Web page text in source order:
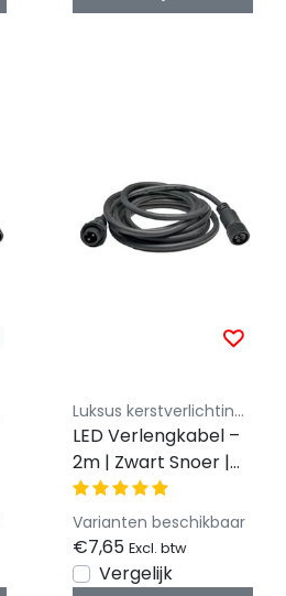
Luksus kerstverlichting koppelbaar 230V
LED Verlengkabel –
2m | Zwart Snoer |
230V Koppelbaar |
IP65
Varianten beschikbaar
€7,65 Excl. btw
Vergelijk